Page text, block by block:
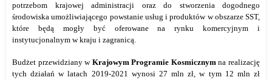
potrzebom krajowej administracji oraz do stworzenia dogodnego
środowiska umożliwiającego powstanie usług i produktów w obszarze SST,
które będą mogły być oferowane na rynku komercyjnym i
instytucjonalnym w kraju i zagranicą.
Budżet przewidziany w Krajowym Programie Kosmicznymna realizację
tych działań w latach 2019-2021 wynosi 27 mln zł, w tym 12 mln zł